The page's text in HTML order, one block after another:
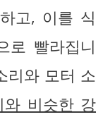
고, 이를 식
로 빨라집니
리와 모터 소
와 비슷한 강